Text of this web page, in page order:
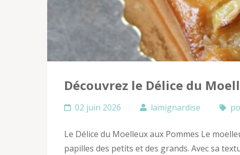
Découvrez le Délice du
02 juin 2026 lamignardise
Le Délice du Moelleux aux Pommes Le
papilles des petits et des grands. Avec sa